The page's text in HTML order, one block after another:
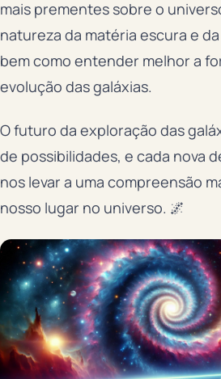
mais prementes sobre o
natureza da matéria escura e
bem como entender melhor a
evolução das galáxias.
O futuro da exploração das
de possibilidades, e cada nova
nos levar a uma compreensão
nosso lugar no universo. 🌌